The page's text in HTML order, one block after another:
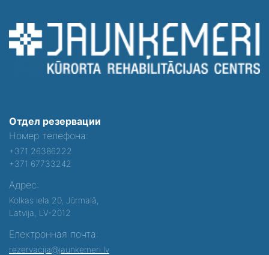
Отдел резервации
Номер телефона:
+371 26386222
+371 67733242
Адрес:
Kolkas iela 20, Jūrmalā,
Latvija, LV-2012
Електронная почта:
rezervacija@jaunkemeri.lv